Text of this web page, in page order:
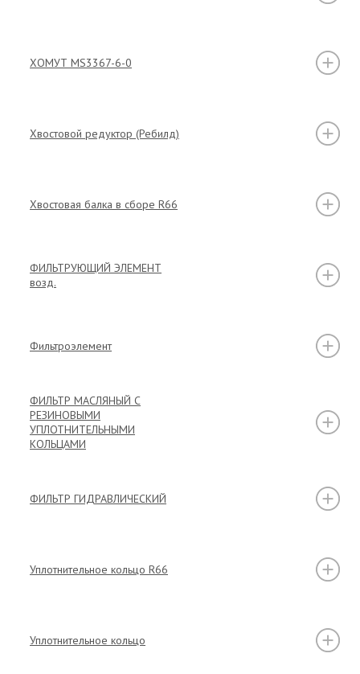
ХОМУТ MS3367-6-0
Хвостовой редуктор (Ребилд)
Хвостовая балка в сборе R66
ФИЛЬТРУЮЩИЙ ЭЛЕМЕНТ
возд.
Фильтроэлемент
ФИЛЬТР МАСЛЯНЫЙ С
РЕЗИНОВЫМИ
УПЛОТНИТЕЛЬНЫМИ
КОЛЬЦАМИ
ФИЛЬТР ГИДРАВЛИЧЕСКИЙ
Уплотнительное кольцо R66
Уплотнительное кольцо